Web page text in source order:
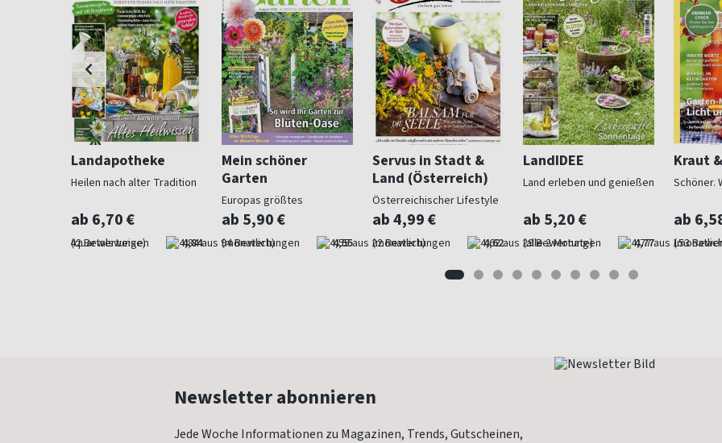
Landapotheke
Heilen nach alter Tradition
ab 6,70 €
(quartalsweise) 4,84
Mein schöner
Garten
Europas größtes
Gartenmagazin
ab 5,90 €
(monatlich) 4,55
Servus in Stadt &
Land (Österreich)
Österreichischer Lifestyle
ab 4,99 €
(monatlich) 4,62
LandIDEE
Land erleben und genießen
ab 5,20 €
(alle 2 Monate) 4,77
Kraut
Schöner.
ab
Newsletter abonnieren
Jede Woche Informationen zu Magazinen, Trends, Gutscheinen,